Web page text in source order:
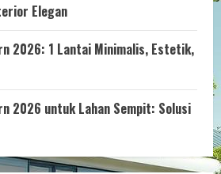
Elegan
2026: 1 Lantai Minimalis, Estetik,
2026 untuk Lahan Sempit: Solusi